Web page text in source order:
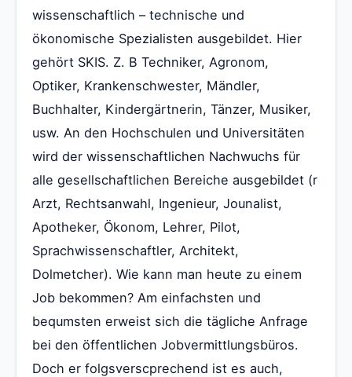
wissenschaftlich – technische und
ökonomische Spezialisten ausgebildet. Hier
gehört SKIS. Z. B Techniker, Agronom,
Optiker, Krankenschwester, Mändler,
Buchhalter, Kindergärtnerin, Tänzer, Musiker,
usw. An den Hochschulen und Universitäten
wird der wissenschaftlichen Nachwuchs für
alle gesellschaftlichen Bereiche ausgebildet (r
Arzt, Rechtsanwahl, Ingenieur, Jounalist,
Apotheker, Ökonom, Lehrer, Pilot,
Sprachwissenschaftler, Architekt,
Dolmetcher). Wie kann man heute zu einem
Job bekommen? Am einfachsten und
bequmsten erweist sich die tägliche Anfrage
bei den öffentlichen Jobvermittlungsbüros.
Doch er folgsverscprechend ist es auch,